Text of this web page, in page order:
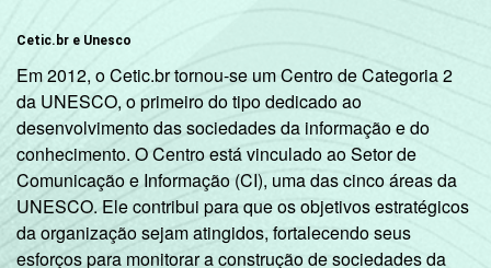
Cetic.br e Unesco
Em 2012, o Cetic.br tornou-se um Centro de Categoria 2
da UNESCO, o primeiro do tipo dedicado ao
desenvolvimento das sociedades da informação e do
conhecimento. O Centro está vinculado ao Setor de
Comunicação e Informação (CI), uma das cinco áreas da
UNESCO. Ele contribui para que os objetivos estratégicos
da organização sejam atingidos, fortalecendo seus
esforços para monitorar a construção de sociedades da